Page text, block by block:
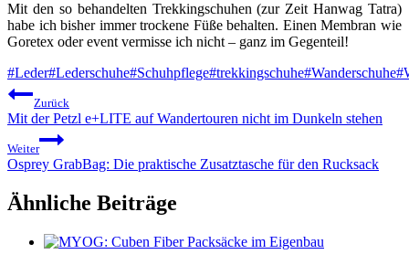
Mit den so behandelten Trekkingschuhen (zur Zeit Hanwag Tatra)
habe ich bisher immer trockene Füße behalten. Einen Membran wie
Goretex oder event vermisse ich nicht – ganz im Gegenteil!
Schlagworte:
#Leder#Lederschuhe#Schuhpflege#trekkingschuhe#Wanderschuhe#
Beitragsnavigation
Zurück
Mit der Petzl e+LITE auf Wandertouren nicht im Dunkeln stehen
Weiter
Osprey GrabBag: Die praktische Zusatztasche für den Rucksack
Ähnliche Beiträge